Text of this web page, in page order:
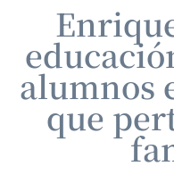
alumnos
que